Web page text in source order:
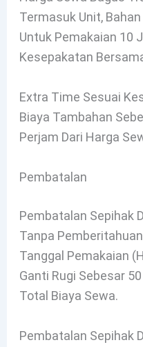
Termasuk Unit,
Untuk Pemakaian 10
Kesepakatan
Extra Time Sesuai
Biaya Tambahan
Perjam Dari Harga
Pembatalan
Pembatalan Sepihak
Tanpa
Tanggal Pemakaian
Ganti Rugi Sebesar
Total Biaya Sewa.
Pembatalan Sepihak